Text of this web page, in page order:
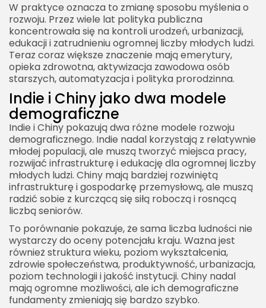
W praktyce oznacza to zmianę sposobu myślenia o
rozwoju. Przez wiele lat polityka publiczna
koncentrowała się na kontroli urodzeń, urbanizacji,
edukacji i zatrudnieniu ogromnej liczby młodych ludzi.
Teraz coraz większe znaczenie mają emerytury,
opieka zdrowotna, aktywizacja zawodowa osób
starszych, automatyzacja i polityka prorodzinna.
Indie i Chiny jako dwa modele
demograficzne
Indie i Chiny pokazują dwa różne modele rozwoju
demograficznego. Indie nadal korzystają z relatywnie
młodej populacji, ale muszą tworzyć miejsca pracy,
rozwijać infrastrukturę i edukację dla ogromnej liczby
młodych ludzi. Chiny mają bardziej rozwiniętą
infrastrukturę i gospodarkę przemysłową, ale muszą
radzić sobie z kurczącą się siłą roboczą i rosnącą
liczbą seniorów.
To porównanie pokazuje, że sama liczba ludności nie
wystarczy do oceny potencjału kraju. Ważna jest
również struktura wieku, poziom wykształcenia,
zdrowie społeczeństwa, produktywność, urbanizacja,
poziom technologii i jakość instytucji. Chiny nadal
mają ogromne możliwości, ale ich demograficzne
fundamenty zmieniają się bardzo szybko.